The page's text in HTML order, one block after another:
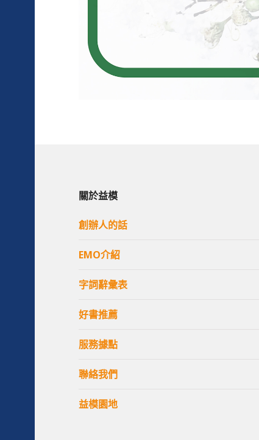
關於益模
創辦人的話
EMO介紹
字詞辭彙表
好書推薦
服務據點
聯絡我們
益模園地